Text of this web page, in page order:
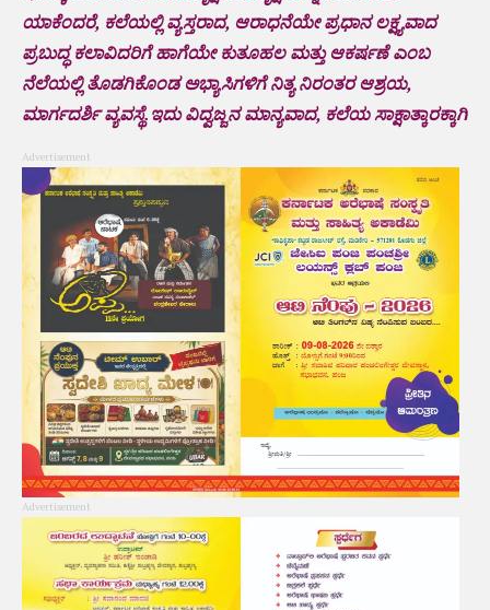
ಯಾಕೆಂದರೆ, ಕಲೆಯಲ್ಲಿ ವ್ಯಸ್ತರಾದ, ಆರಾಧನೆಯೇ ಪ್ರಧಾನ ಲಕ್ಷ್ಯವಾದ
ಪ್ರಬುದ್ಧ ಕಲಾವಿದರಿಗೆ ಹಾಗೆಯೇ ಕುತೂಹಲ ಮತ್ತು ಆಕರ್ಷಣೆ ಎಂಬ
ನೆಲೆಯಲ್ಲಿ ತೊಡಗಿಕೊಂಡ ಅಭ್ಯಾಸಿಗಳಿಗೆ ನಿತ್ಯ ನಿರಂತರ ಆಶ್ರಯ,
ಮಾರ್ಗದರ್ಶಿ ವ್ಯವಸ್ಥೆ.ಇದು ವಿದ್ವಜ್ಜನ ಮಾನ್ಯವಾದ, ಕಲೆಯ ಸಾಕ್ಷಾತ್ಕಾರಕ್ಕಾಗಿ
Advertisement
Advertisement